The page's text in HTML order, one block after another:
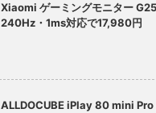
Xiaomi ゲーミングモニター
240Hz・1ms対応で17,980円
ALLDOCUBE iPlay 80 mini Pro